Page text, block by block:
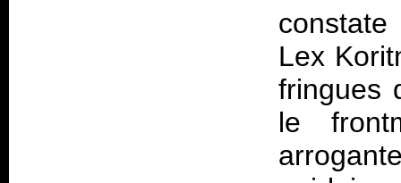
Lex
fringues
le